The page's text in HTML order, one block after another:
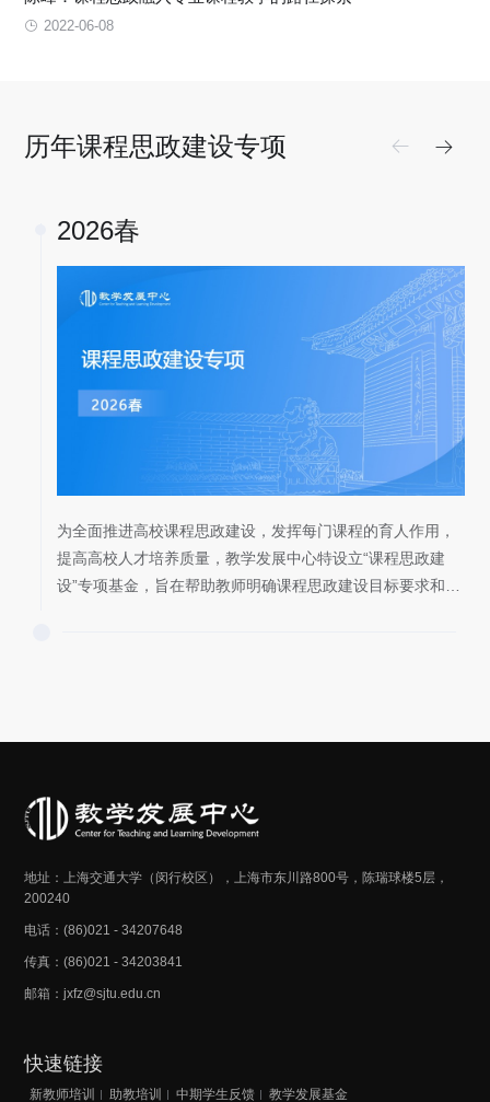
2022-06-08
历年课程思政建设专项
2026春
为全面推进高校课程思政建设，发挥每门课程的育人作用，
提高高校人才培养质量，教学发展中心特设立“课程思政建
设”专项基金，旨在帮助教师明确课程思政建设目标要求和内
地址：上海交通大学（闵行校区），上海市东川路800号，陈瑞球楼5层，
200240
电话：(86)021 - 34207648
传真：(86)021 - 34203841
邮箱：jxfz@sjtu.edu.cn
快速链接
新教师培训 助教培训 中期学生反馈 教学发展基金